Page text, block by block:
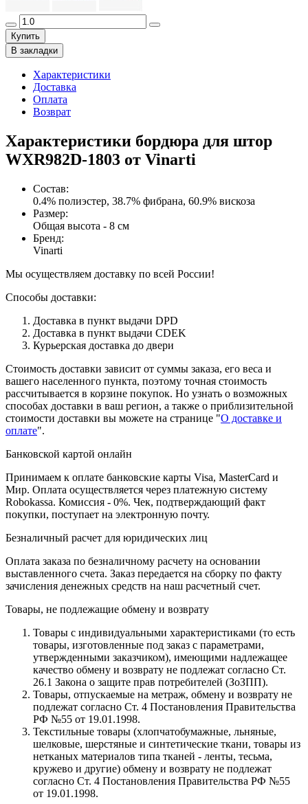
Купить
В закладки
Характеристики
Доставка
Оплата
Возврат
Характеристики бордюра для штор
WXR982D-1803 от Vinarti
Состав:
0.4% полиэстер, 38.7% фибрана, 60.9% вискоза
Размер:
Общая высота - 8 см
Бренд:
Vinarti
Мы осуществляем доставку по всей России!
Способы доставки:
Доставка в пункт выдачи DPD
Доставка в пункт выдачи CDEK
Курьерская доставка до двери
Стоимость доставки зависит от суммы заказа, его веса и
вашего населенного пункта, поэтому точная стоимость
рассчитывается в корзине покупок. Но узнать о возможных
способах доставки в ваш регион, а также о приблизительной
стоимости доставки вы можете на странице "О доставке и
оплате".
Банковской картой онлайн
Принимаем к оплате банковские карты Visa, MasterCard и
Мир. Оплата осуществляется через платежную систему
Robokassa. Комиссия - 0%. Чек, подтверждающий факт
покупки, поступает на электронную почту.
Безналичный расчет для юридических лиц
Оплата заказа по безналичному расчету на основании
выставленного счета. Заказ передается на сборку по факту
зачисления денежных средств на наш расчетный счет.
Товары, не подлежащие обмену и возврату
Товары с индивидуальными характеристиками (то есть
товары, изготовленные под заказ с параметрами,
утвержденными заказчиком), имеющими надлежащее
качество обмену и возврату не подлежат согласно Ст.
26.1 Закона о защите прав потребителей (ЗоЗПП).
Товары, отпускаемые на метраж, обмену и возврату не
подлежат согласно Ст. 4 Постановления Правительства
РФ №55 от 19.01.1998.
Текстильные товары (хлопчатобумажные, льняные,
шелковые, шерстяные и синтетические ткани, товары из
нетканых материалов типа тканей - ленты, тесьма,
кружево и другие) обмену и возврату не подлежат
согласно Ст. 4 Постановления Правительства РФ №55
от 19.01.1998.